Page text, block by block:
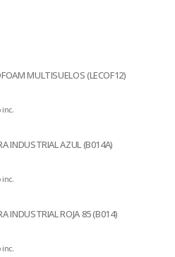
MULTISUELOS (LECOF12)
inc.
INDUSTRIAL AZUL (B014A)
inc.
INDUSTRIAL ROJA 85 (B014)
inc.